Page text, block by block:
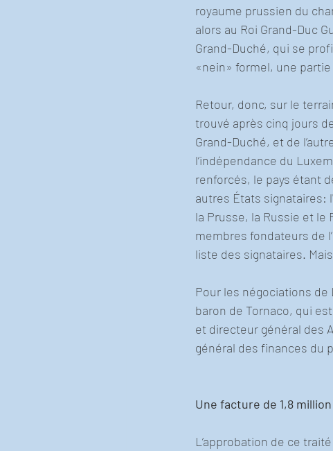
royaume prussien du
alors au Roi Grand-Duc
Grand-Duché, qui se
«nein» formel, une
Retour, donc, sur le
trouvé après cinq jours
Grand-Duché, et de
l’indépendance du
renforcés, le pays étant
autres États signataires:
la Prusse, la Russie et le
membres fondateurs de
liste des signataires.
Pour les négociations
baron de Tornaco, qui
et directeur général des
général des finances du
Une facture de 1,8
L’approbation de ce